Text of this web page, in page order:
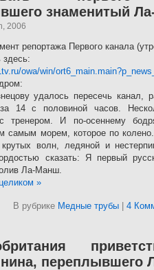
знаменитый
2006
репортажа Первого канала
здесь:
owa/win/
удалось пересечь канал,
14 с половиной часов.
тренером. И по-осеннему
самым морем, которое по
крутых волн, ледяной и
сказать: Я первый
Ла-Манш.
»
В рубрике Медные трубы| 4
переплывшего